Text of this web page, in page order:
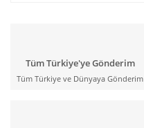
Tüm Türkiye'ye Gönderim
Tüm Türkiye ve Dünyaya Gönderim